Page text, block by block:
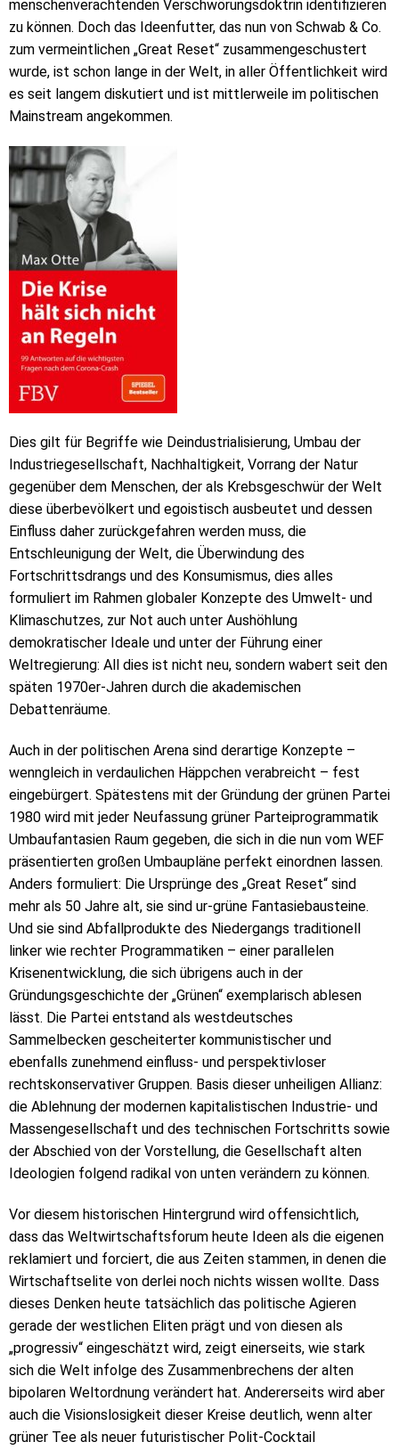
menschenverachtenden Verschwörungsdoktrin identifizieren
zu können. Doch das Ideenfutter, das nun von Schwab & Co.
zum vermeintlichen „Great Reset“ zusammengeschustert
wurde, ist schon lange in der Welt, in aller Öffentlichkeit wird
es seit langem diskutiert und ist mittlerweile im politischen
Mainstream angekommen.
Dies gilt für Begriffe wie Deindustrialisierung, Umbau der
Industriegesellschaft, Nachhaltigkeit, Vorrang der Natur
gegenüber dem Menschen, der als Krebsgeschwür der Welt
diese überbevölkert und egoistisch ausbeutet und dessen
Einfluss daher zurückgefahren werden muss, die
Entschleunigung der Welt, die Überwindung des
Fortschrittsdrangs und des Konsumismus, dies alles
formuliert im Rahmen globaler Konzepte des Umwelt- und
Klimaschutzes, zur Not auch unter Aushöhlung
demokratischer Ideale und unter der Führung einer
Weltregierung: All dies ist nicht neu, sondern wabert seit den
späten 1970er-Jahren durch die akademischen
Debattenräume.
Auch in der politischen Arena sind derartige Konzepte –
wenngleich in verdaulichen Häppchen verabreicht – fest
eingebürgert. Spätestens mit der Gründung der grünen Partei
1980 wird mit jeder Neufassung grüner Parteiprogrammatik
Umbaufantasien Raum gegeben, die sich in die nun vom WEF
präsentierten großen Umbaupläne perfekt einordnen lassen.
Anders formuliert: Die Ursprünge des „Great Reset“ sind
mehr als 50 Jahre alt, sie sind ur-grüne Fantasiebausteine.
Und sie sind Abfallprodukte des Niedergangs traditionell
linker wie rechter Programmatiken – einer parallelen
Krisenentwicklung, die sich übrigens auch in der
Gründungsgeschichte der „Grünen“ exemplarisch ablesen
lässt. Die Partei entstand als westdeutsches
Sammelbecken gescheiterter kommunistischer und
ebenfalls zunehmend einfluss- und perspektivloser
rechtskonservativer Gruppen. Basis dieser unheiligen Allianz:
die Ablehnung der modernen kapitalistischen Industrie- und
Massengesellschaft und des technischen Fortschritts sowie
der Abschied von der Vorstellung, die Gesellschaft alten
Ideologien folgend radikal von unten verändern zu können.
Vor diesem historischen Hintergrund wird offensichtlich,
dass das Weltwirtschaftsforum heute Ideen als die eigenen
reklamiert und forciert, die aus Zeiten stammen, in denen die
Wirtschaftselite von derlei noch nichts wissen wollte. Dass
dieses Denken heute tatsächlich das politische Agieren
gerade der westlichen Eliten prägt und von diesen als
„progressiv“ eingeschätzt wird, zeigt einerseits, wie stark
sich die Welt infolge des Zusammenbrechens der alten
bipolaren Weltordnung verändert hat. Andererseits wird aber
auch die Visionslosigkeit dieser Kreise deutlich, wenn alter
grüner Tee als neuer futuristischer Polit-Cocktail